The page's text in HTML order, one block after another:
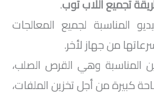
تجميع اللاب توب.
المناسبة لجميع المعالجات
من جهاز لأخر.
المناسبة وهي القرص الصلب،
كبيرة من أجل تخزين الملفات،